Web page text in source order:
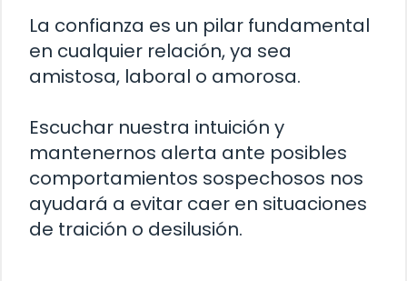
La confianza es un pilar fundamental
en cualquier relación, ya sea
amistosa, laboral o amorosa.
Escuchar nuestra intuición y
mantenernos alerta ante posibles
comportamientos sospechosos nos
ayudará a evitar caer en situaciones
de traición o desilusión.